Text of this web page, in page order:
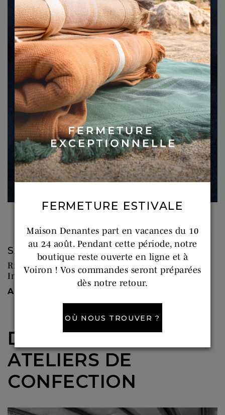
SALINE
Rideau Obscurcissant - Texture bouclette -
In&Outdoor
Prix
A partir de : 205,00 €
DÉCOUVREZ NOS
ATELIERS DE
CONFECTION
FERMETURE ESTIVALE
Maison Denantes part en vacances du 10
au 24 août. Pendant cette période, notre
boutique reste ouverte en ligne et à
Voiron ! Vos commandes seront préparées
dès notre retour.
OÙ NOUS TROUVER ?